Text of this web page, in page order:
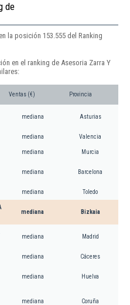
de
la posición 153.555 del Ranking
en el ranking de Asesoria Zarra Y
Ventas (€) Provincia
mediana Asturias
mediana Valencia
mediana Murcia
mediana Barcelona
mediana Toledo
mediana Bizkaia
mediana Madrid
mediana Cáceres
mediana Huelva
mediana Coruña